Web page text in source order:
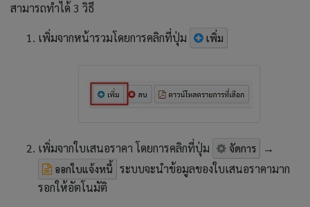
สามารถทำได้ 3 วิธี
เพิ่มจากหน้ารวมโดยการคลิกที่ปุ่ม เพิ่ม
เพิ่มจากใบเสนอราคา โดยการคลิกที่ปุ่ม จัดการ →
ออกใบแจ้งหนี้ ระบบจะนำข้อมูลของใบเสนอราคามาก
รอกให้อัตโนมัติ